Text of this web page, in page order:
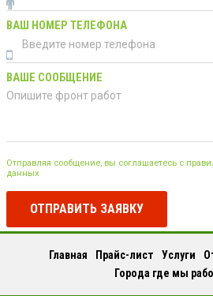
ВАШ НОМЕР ТЕЛЕФОНА
ВАШЕ СООБЩЕНИЕ
Отправляя сообщение, вы соглашаетесь с
данных
ОТПРАВИТЬ ЗАЯВКУ
Главная Прайс-лист Услуги
Города где мы